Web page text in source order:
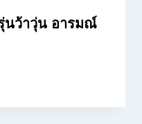
นว้าวุ่น อารมณ์